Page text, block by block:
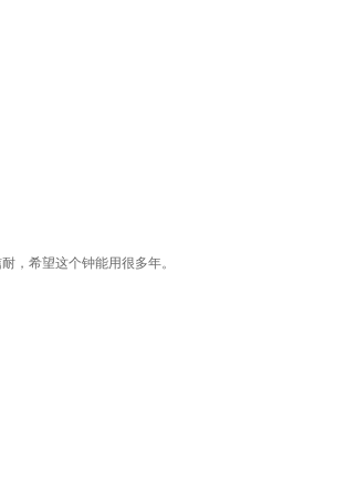
，希望这个钟能用很多年。